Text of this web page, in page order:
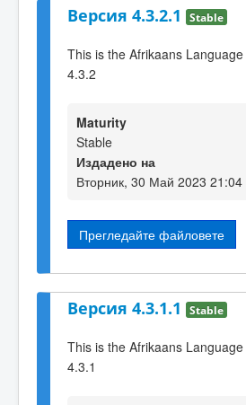
Версия 4.3.2.1 Stable
This is the Afrikaans
4.3.2
Maturity
Stable
Издадено на
Вторник, 30 Май 2023 21:04
Прегледайте файловете
Версия 4.3.1.1 Stable
This is the Afrikaans
4.3.1